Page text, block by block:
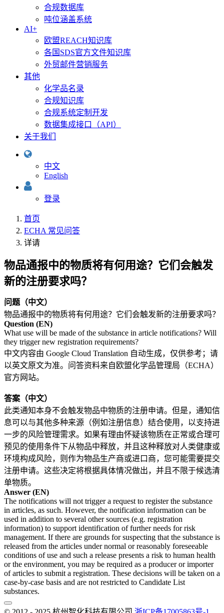
合规数据库
吨位涵盖系统
AI+
欧盟REACH知识库
各国SDS官方文件知识库
外贸邮件营销服务
其他
化学品名录
合规知识库
合规系统定制开发
数据集成接口（API）
关于我们
中文
English
登录
首页
ECHA 常见问答
详请
物品通报中的物质将有何用途？它们会触发
新的注册要求吗？
问题（中文）
物品通报中的物质将有何用途？它们会触发新的注册要求吗？
Question (EN)
What use will be made of the substance in article notifications? Will
they trigger new registration requirements?
中文内容由 Google Cloud Translation 自动生成，仅供参考；请
以英文原文为准。问答资料来自欧盟化学品管理局（ECHA）
官方网站。
答案（中文）
此类通知本身不会触发物品中物质的注册申请。但是，通知信
息可以与其他多种来源（例如注册信息）结合使用，以支持进
一步的风险管理需求。如果有理由怀疑该物质在正常或合理可
预见的使用条件下从物品中释放，并且这种释放对人类健康或
环境构成风险，则作为物品生产商或进口商，您可能需要提交
注册申请。这些决定将根据具体情况做出，并且不限于候选清
单物质。
Answer (EN)
The notifications will not trigger a request to register the substance
in articles, as such. However, the notification information can be
used in addition to several other sources (e.g. registration
information) to support identification of further needs for risk
management. If there are grounds for suspecting that the substance is
released from the articles under normal or reasonably foreseeable
conditions of use and such a release presents a risk to human health
or the environment, you may be required as a producer or importer
of articles to submit a registration. These decisions will be taken on a
case-by-case basis and are not restricted to Candidate List
substances.